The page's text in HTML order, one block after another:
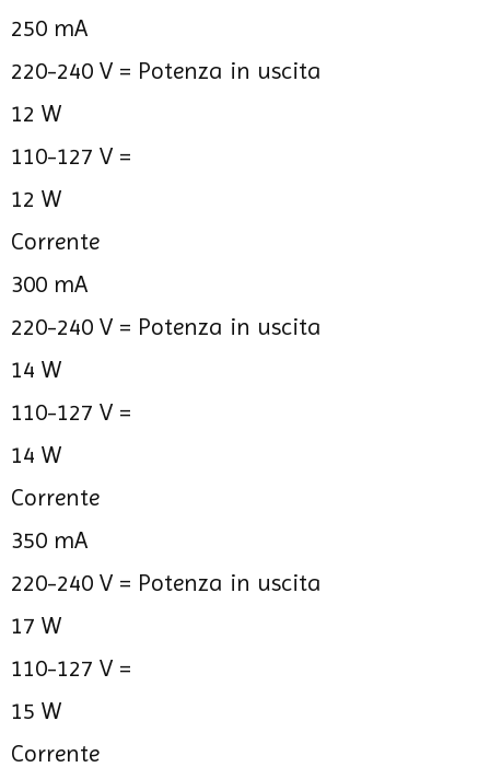
250 mA
220-240 V = Potenza in uscita
12 W
110-127 V =
12 W
Corrente
300 mA
220-240 V = Potenza in uscita
14 W
110-127 V =
14 W
Corrente
350 mA
220-240 V = Potenza in uscita
17 W
110-127 V =
15 W
Corrente